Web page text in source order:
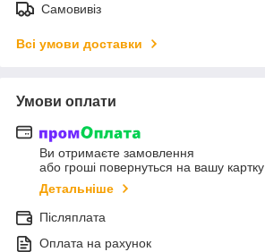
Самовивіз
Всі умови доставки
Умови оплати
Ви отримаєте замовлення
або гроші повернуться на вашу картку
Детальніше
Післяплата
Оплата на рахунок